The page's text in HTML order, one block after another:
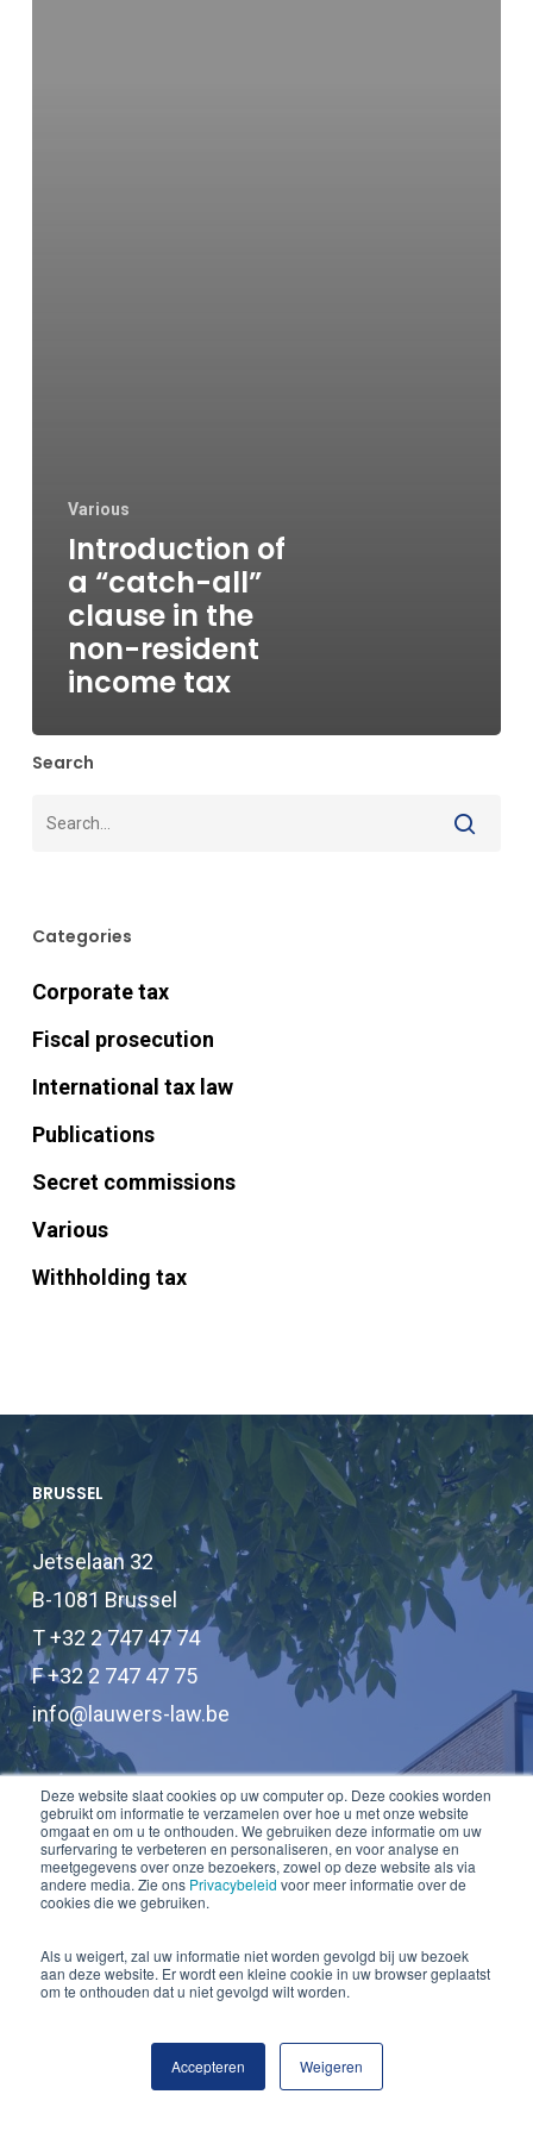
Deze website slaat cookies op uw computer op. Deze cookies worden
gebruikt om informatie te verzamelen over hoe u met onze website
omgaat en om u te onthouden. We gebruiken deze informatie om uw
surfervaring te verbeteren en personaliseren, en voor analyse en
meetgegevens over onze bezoekers, zowel op deze website als via
andere media. Zie ons Privacybeleid voor meer informatie over de
cookies die we gebruiken.
Als u weigert, zal uw informatie niet worden gevolgd bij uw bezoek
aan deze website. Er wordt een kleine cookie in uw browser geplaatst
om te onthouden dat u niet gevolgd wilt worden.
Accepteren Weigeren
Various
Introduction of
a “catch-all”
clause in the
non-resident
income tax
Search
Categories
Corporate tax
Fiscal prosecution
International tax law
Publications
Secret commissions
Various
Withholding tax
BRUSSEL
Jetselaan 32
B-1081 Brussel
T +32 2 747 47 74
F +32 2 747 47 75
info@lauwers-law.be
GENT
Palepelstraat 29
T +32 9 324 15 50
info@lauwers-law.be